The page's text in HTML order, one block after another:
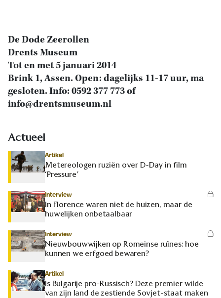
De Dode Zeerollen
Drents Museum
Tot en met 5 januari 2014
Brink 1, Assen. Open: dagelijks 11-17 uur, ma
gesloten. Info: 0592 377 773 of
info@drentsmuseum.nl
Actueel
Artikel
Metereologen ruziën over D-Day in film
‘Pressure’
Interview
In Florence waren niet de huizen, maar de
huwelijken onbetaalbaar
Interview
Nieuwbouwwijken op Romeinse ruïnes: hoe
kunnen we erfgoed bewaren?
Artikel
Is Bulgarije pro-Russisch? Deze premier wilde
van zijn land de zestiende Sovjet-staat maken